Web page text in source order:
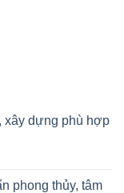
xây dựng phù hợp
phong thủy, tâm